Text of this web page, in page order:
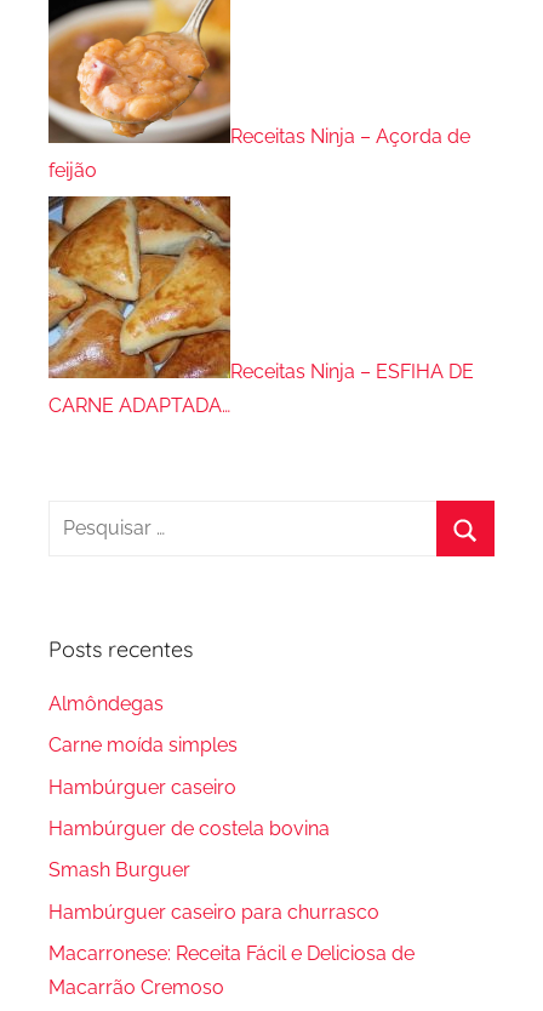
Receitas Ninja – Açorda de
feijão
Receitas Ninja – ESFIHA DE
CARNE ADAPTADA…
Pesquisar
Posts recentes
Almôndegas
Carne moída simples
Hambúrguer caseiro
Hambúrguer de costela bovina
Smash Burguer
Hambúrguer caseiro para churrasco
Macarronese: Receita Fácil e Deliciosa de
Macarrão Cremoso